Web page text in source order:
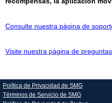
Consulte nuestra página de
Visite nuestra página de
Política de Privacidad de SMG
Términos de Servicio de SMG